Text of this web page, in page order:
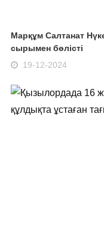
Марқұм Салтанат
сырымен бөлісті
19-12-2024